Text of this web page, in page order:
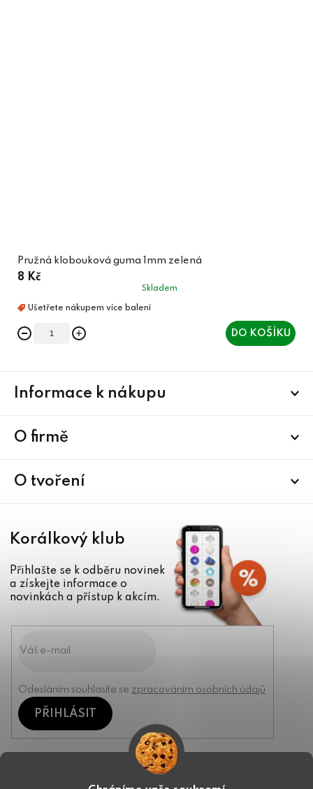
Pružná klobouková guma 1mm zelená
8 Kč
Skladem
DO KOŠÍKU
Informace k nákupu
O firmě
O tvoření
Korálkový klub
Přihlašte se k odběru novinek
a získejte informace o
novinkách a přístup k akcím.
Odesláním souhlasíte se zpracováním osobních údajů
PŘIHLÁSIT